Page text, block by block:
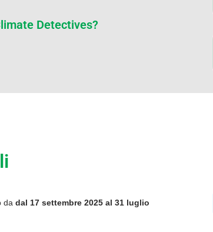
Detectives?
da dal 17 settembre 2025 al 31 luglio